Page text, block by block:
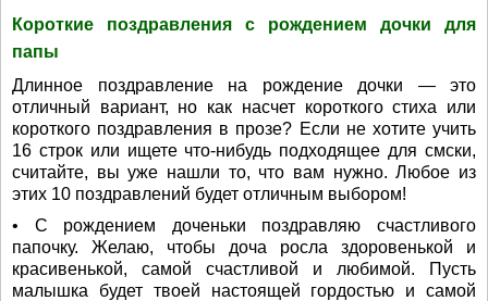
Короткие поздравления с рождением дочки для
папы
Длинное поздравление на рождение дочки — это
отличный вариант, но как насчет короткого стиха или
короткого поздравления в прозе? Если не хотите учить
16 строк или ищете что-нибудь подходящее для смски,
считайте, вы уже нашли то, что вам нужно. Любое из
этих 10 поздравлений будет отличным выбором!
• С рождением доченьки поздравляю счастливого
папочку. Желаю, чтобы доча росла здоровенькой и
красивенькой, самой счастливой и любимой. Пусть
малышка будет твоей настоящей гордостью и самой